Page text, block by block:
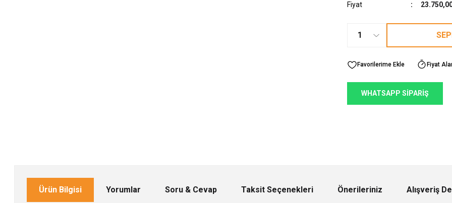
Fiyat
Fiyat
WHATSAPP SİPARİŞ
Ürün Bilgisi Yorumlar Soru & Cevap Taksit Seçenekleri Önerileriniz Alışveriş